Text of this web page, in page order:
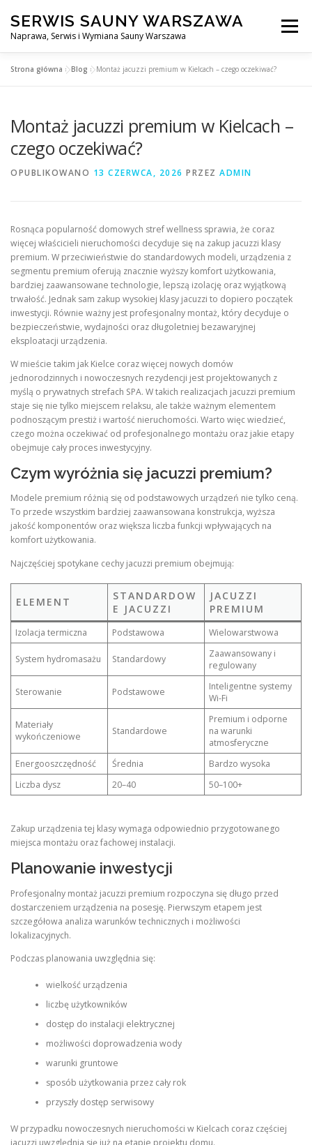
treści
SERWIS SAUNY WARSZAWA
Naprawa, Serwis i Wymiana Sauny Warszawa
Menu
Strona główna »Blog »Montaż jacuzzi premium w Kielcach – czego oczekiwać?
Montaż jacuzzi premium w Kielcach –
czego oczekiwać?
OPUBLIKOWANO 13 CZERWCA, 2026 PRZEZ ADMIN
Rosnąca popularność domowych stref wellness sprawia, że coraz
więcej właścicieli nieruchomości decyduje się na zakup jacuzzi klasy
premium. W przeciwieństwie do standardowych modeli, urządzenia z
segmentu premium oferują znacznie wyższy komfort użytkowania,
bardziej zaawansowane technologie, lepszą izolację oraz wyjątkową
trwałość. Jednak sam zakup wysokiej klasy jacuzzi to dopiero początek
inwestycji. Równie ważny jest profesjonalny montaż, który decyduje o
bezpieczeństwie, wydajności oraz długoletniej bezawaryjnej
eksploatacji urządzenia.
W mieście takim jak Kielce coraz więcej nowych domów
jednorodzinnych i nowoczesnych rezydencji jest projektowanych z
myślą o prywatnych strefach SPA. W takich realizacjach jacuzzi premium
staje się nie tylko miejscem relaksu, ale także ważnym elementem
podnoszącym prestiż i wartość nieruchomości. Warto więc wiedzieć,
czego można oczekiwać od profesjonalnego montażu oraz jakie etapy
obejmuje cały proces inwestycyjny.
Czym wyróżnia się jacuzzi premium?
Modele premium różnią się od podstawowych urządzeń nie tylko ceną.
To przede wszystkim bardziej zaawansowana konstrukcja, wyższa
jakość komponentów oraz większa liczba funkcji wpływających na
komfort użytkowania.
Najczęściej spotykane cechy jacuzzi premium obejmują:
ELEMENT
STANDARDOW
E JACUZZI
JACUZZI
PREMIUM
Izolacja termiczna Podstawowa Wielowarstwowa
System hydromasażu Standardowy
Zaawansowany i
regulowany
Sterowanie Podstawowe
Inteligentne systemy
Wi-Fi
Materiały
wykończeniowe
Standardowe
Premium i odporne
na warunki
atmosferyczne
Energooszczędność
Średnia
Bardzo wysoka
Liczba dysz
20–40 50–100+
Zakup urządzenia tej klasy wymaga odpowiednio przygotowanego
miejsca montażu oraz fachowej instalacji.
Planowanie inwestycji
Profesjonalny montaż jacuzzi premium rozpoczyna się długo przed
dostarczeniem urządzenia na posesję. Pierwszym etapem jest
szczegółowa analiza warunków technicznych i możliwości
lokalizacyjnych.
Podczas planowania uwzględnia się:
wielkość urządzenia
liczbę użytkowników
dostęp do instalacji elektrycznej
możliwości doprowadzenia wody
warunki gruntowe
sposób użytkowania przez cały rok
przyszły dostęp serwisowy
W przypadku nowoczesnych nieruchomości w Kielcach coraz częściej